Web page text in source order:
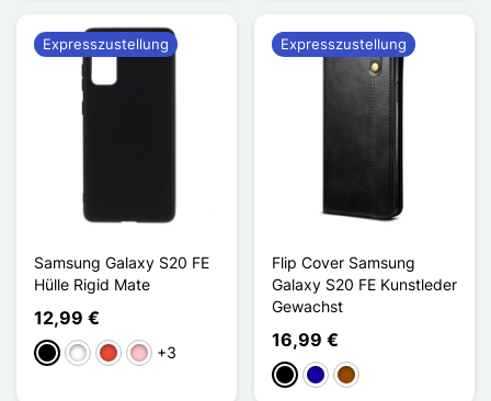
Samsung Galaxy S20 FE
Hülle Rigid Mate
12,99 €
Schwarz
WeißRot Pink+3
Expresszustellung
Flip Cover Samsung
Galaxy S20 FE Kunstleder
Gewachst
16,99 €
SchwarzDunkelblau
Braun
Expresszustellung